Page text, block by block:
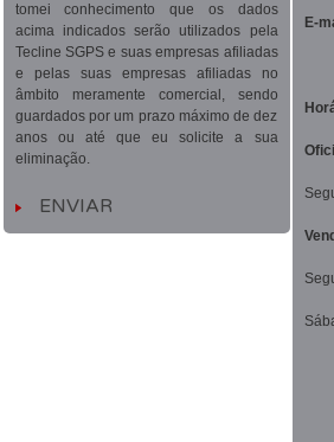
tomei conhecimento que os dados
acima indicados serão utilizados pela
Tecline SGPS e suas empresas afiliadas
e pelas suas empresas afiliadas no
âmbito meramente comercial, sendo
guardados por um prazo máximo de dez
anos ou até que eu solicite a sua
eliminação.
E-